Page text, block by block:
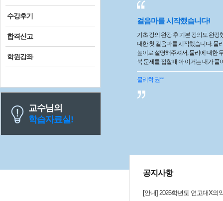
수강후기
합격신고
학원강좌
교수님의
학습자료실!
걸음마를 시작했습니다!
기초 강의 완강 후 기본 강의도 완강
대한 첫 걸음마를 시작했습니다. 물
높이로 설명해주셔서, 물리에 대한
북 문제를 접할때 아 이거는 내가 풀
신감을 가집니다! 물론, 아직은 개념
나가는 실력이나 한번 풀어본 문제
질 심화단계 기대됩니다. 다시한번
물리학 권**
공지사항
[안내] 2026학년도 연고대X의